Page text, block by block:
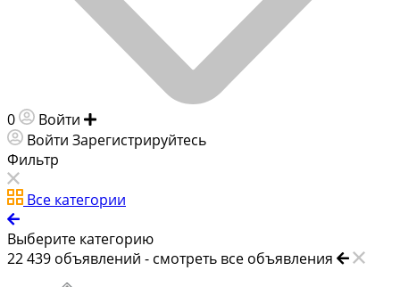
0 Войти
Войти Зарегистрируйтесь
Фильтр
Все категории
Выберите категорию
22 439 объявлений - смотреть все объявления